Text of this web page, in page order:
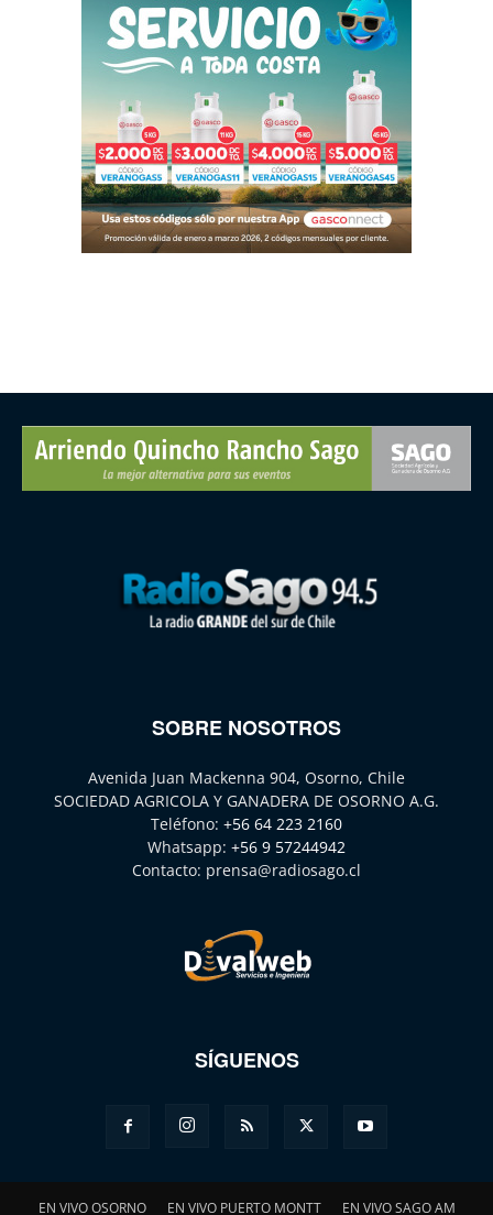
SOBRE NOSOTROS
Avenida Juan Mackenna 904, Osorno, Chile
SOCIEDAD AGRICOLA Y GANADERA DE OSORNO A.G.
Teléfono: +56 64 223 2160
Whatsapp: +56 9 57244942
Contacto: prensa@radiosago.cl
SÍGUENOS
EN VIVO OSORNO EN VIVO PUERTO MONTT EN VIVO SAGO AM